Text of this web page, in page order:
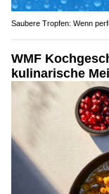
Saubere Tropfen: Wenn
WMF
kulinarische